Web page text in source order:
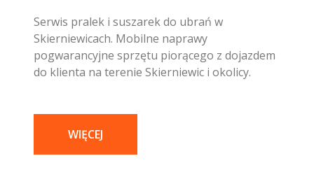
Serwis pralek i suszarek do ubrań w
Skierniewicach. Mobilne naprawy
pogwarancyjne sprzętu piorącego z dojazdem
do klienta na terenie Skierniewic i okolicy.
WIĘCEJ